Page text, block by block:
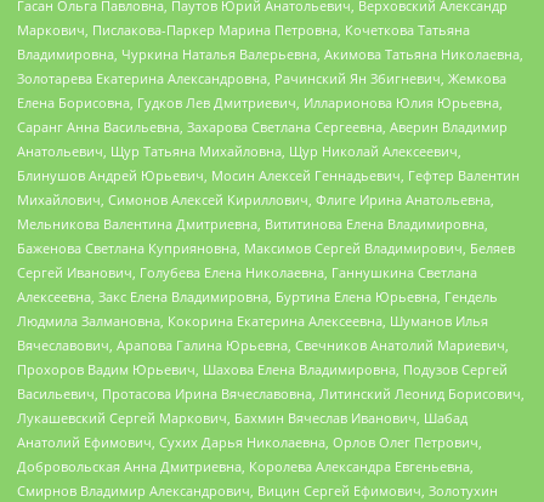
Гасан Ольга Павловна, Паутов Юрий Анатольевич, Верховский Александр
Маркович, Пислакова-Паркер Марина Петровна, Кочеткова Татьяна
Владимировна, Чуркина Наталья Валерьевна, Акимова Татьяна Николаевна,
Золотарева Екатерина Александровна, Рачинский Ян Збигневич, Жемкова
Елена Борисовна, Гудков Лев Дмитриевич, Илларионова Юлия Юрьевна,
Саранг Анна Васильевна, Захарова Светлана Сергеевна, Аверин Владимир
Анатольевич, Щур Татьяна Михайловна, Щур Николай Алексеевич,
Блинушов Андрей Юрьевич, Мосин Алексей Геннадьевич, Гефтер Валентин
Михайлович, Симонов Алексей Кириллович, Флиге Ирина Анатольевна,
Мельникова Валентина Дмитриевна, Вититинова Елена Владимировна,
Баженова Светлана Куприяновна, Максимов Сергей Владимирович, Беляев
Сергей Иванович, Голубева Елена Николаевна, Ганнушкина Светлана
Алексеевна, Закс Елена Владимировна, Буртина Елена Юрьевна, Гендель
Людмила Залмановна, Кокорина Екатерина Алексеевна, Шуманов Илья
Вячеславович, Арапова Галина Юрьевна, Свечников Анатолий Мариевич,
Прохоров Вадим Юрьевич, Шахова Елена Владимировна, Подузов Сергей
Васильевич, Протасова Ирина Вячеславовна, Литинский Леонид Борисович,
Лукашевский Сергей Маркович, Бахмин Вячеслав Иванович, Шабад
Анатолий Ефимович, Сухих Дарья Николаевна, Орлов Олег Петрович,
Добровольская Анна Дмитриевна, Королева Александра Евгеньевна,
Смирнов Владимир Александрович, Вицин Сергей Ефимович, Золотухин